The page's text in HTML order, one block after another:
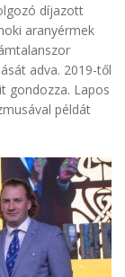
díjazott
aranyérmek
adva. 2019-től
gondozza. Lapos
példát